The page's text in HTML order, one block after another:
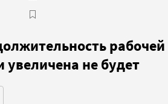
рабочей
увеличена не будет